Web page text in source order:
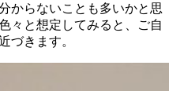
からないことも多いかと思
々と想定してみると、ご自
づきます。